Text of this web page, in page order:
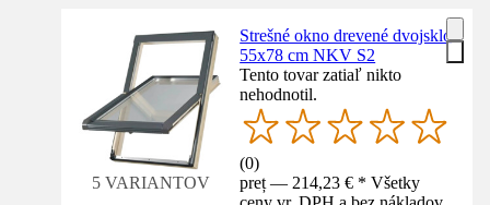
5 VARIANTOV
Strešné okno drevené dvojsklo
55x78 cm NKV S2
Tento tovar zatiaľ nikto
nehodnotil.
(0)
preț — 214,23 € * Všetky